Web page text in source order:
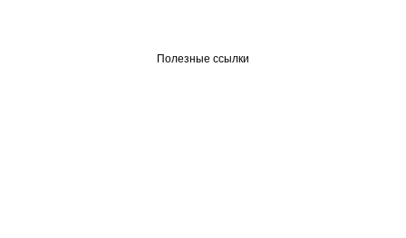
Полезные ссылки